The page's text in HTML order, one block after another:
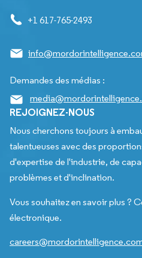
+1 617-765-2493
Demandes des médias :
REJOIGNEZ-NOUS
Nous cherchons toujours à
talentueuses avec des
d'expertise de l'industrie, de
problèmes et d'inclination.
Vous souhaitez en savoir plus ?
électronique.